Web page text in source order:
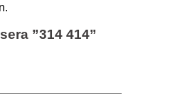
”314 414”